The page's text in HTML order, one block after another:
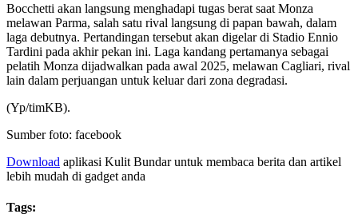
Bocchetti akan langsung menghadapi tugas berat saat Monza
melawan Parma, salah satu rival langsung di papan bawah, dalam
laga debutnya. Pertandingan tersebut akan digelar di Stadio Ennio
Tardini pada akhir pekan ini. Laga kandang pertamanya sebagai
pelatih Monza dijadwalkan pada awal 2025, melawan Cagliari, rival
lain dalam perjuangan untuk keluar dari zona degradasi.
(Yp/timKB).
Sumber foto: facebook
Download aplikasi Kulit Bundar untuk membaca berita dan artikel
lebih mudah di gadget anda
Tags: